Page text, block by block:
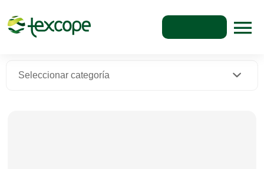
Seleccionar categoría